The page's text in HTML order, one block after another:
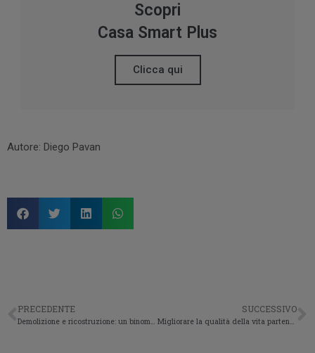
Scopri
Casa Smart Plus
Clicca qui
Autore: Diego Pavan
PRECEDENTE
Demolizione e ricostruzione: un binomio vincente grazie alle opportunità offerte dal Super Bonus 110
SUCCESSIVO
Migliorare la qualità della vita partendo dal comfort in casa